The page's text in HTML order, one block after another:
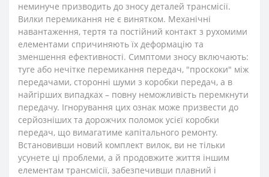
неминуче призводить до зносу деталей трансмісії.
Вилки перемикання не є винятком. Механічні
навантаження, тертя та постійний контакт з рухомими
елементами спричиняють їх деформацію та
зменшення ефективності. Симптоми зносу включають:
туге або нечітке перемикання передач, "проскоки" між
передачами, сторонні шуми з коробки передач, а в
найгірших випадках – повну неможливість перемкнути
передачу. Ігнорування цих ознак може призвести до
серйозніших та дорожчих поломок усієї коробки
передач, що вимагатиме капітального ремонту.
Встановивши новий комплект вилок, ви не тільки
усунете ці проблеми, а й продовжите життя іншим
елементам трансмісії, забезпечивши плавний і